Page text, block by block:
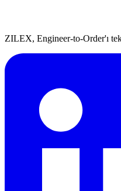
ZILEX, Engineer-to-Order'ı